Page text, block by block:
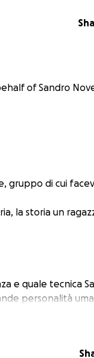
of Sandro
gruppo di cui
la storia un
e quale tecnica
personalità
così